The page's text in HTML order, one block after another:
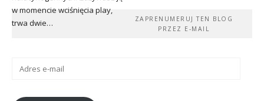
w momencie wciśnięcia play,
trwa dwie…
ZAPRENUMERUJ TEN BLOG
PRZEZ E-MAIL
Adres